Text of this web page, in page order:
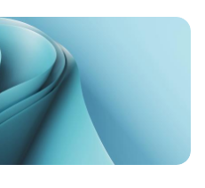
payés pour le décompte des